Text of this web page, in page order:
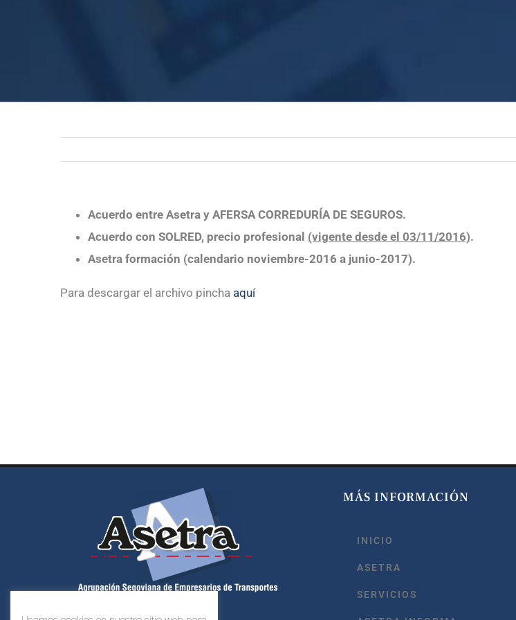
Acuerdo entre Asetra y AFERSA CORREDURÍA DE SEGUROS.
Acuerdo con SOLRED, precio profesional (vigente desde el 03/11/2016).
Asetra formación (calendario noviembre-2016 a junio-2017).
Para descargar el archivo pincha aquí
MÁS INFORMACIÓN
INICIO
ASETRA
SERVICIOS